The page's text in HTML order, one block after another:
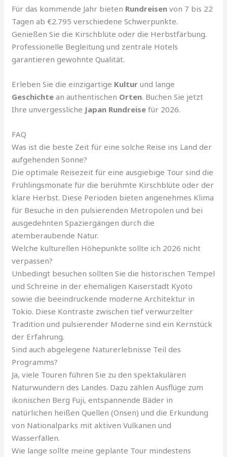
Für das kommende Jahr bieten Rundreisen von 7 bis 22
Tagen ab €2.795 verschiedene Schwerpunkte.
Genießen Sie die Kirschblüte oder die Herbstfärbung.
Professionelle Begleitung und zentrale Hotels
garantieren gewohnte Qualität.
Erleben Sie die einzigartige Kultur und lange
Geschichte an authentischen Orten. Buchen Sie jetzt
Ihre unvergessliche Japan Rundreise für 2026.
FAQ
Was ist die beste Zeit für eine solche Reise ins Land der
aufgehenden Sonne?
Die optimale Reisezeit für eine ausgiebige Tour sind die
Frühlingsmonate für die berühmte Kirschblüte oder der
klare Herbst. Diese Perioden bieten angenehmes Klima
für Besuche in den pulsierenden Metropolen und bei
ausgedehnten Spaziergängen durch die
atemberaubende Natur.
Welche kulturellen Höhepunkte sollte ich 2026 nicht
verpassen?
Unbedingt besuchen sollten Sie die historischen Tempel
und Schreine in der ehemaligen Kaiserstadt Kyoto
sowie die beeindruckende moderne Architektur in
Tokio. Diese Kontraste zwischen tief verwurzelter
Tradition und pulsierender Moderne sind ein Kernstück
der Erfahrung.
Sind auch abgelegene Naturerlebnisse Teil des
Programms?
Ja, viele Touren führen Sie zu den spektakulären
Naturwundern des Landes. Dazu zählen Ausflüge zum
ikonischen Berg Fuji, entspannende Bäder in
natürlichen heißen Quellen (Onsen) und die Erkundung
von Nationalparks mit aktiven Vulkanen und
Wasserfällen.
Wie lange sollte meine geplante Tour mindestens